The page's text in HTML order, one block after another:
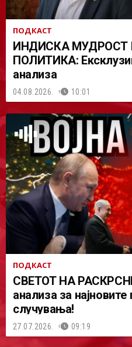
ПОДКАСТ
ИНДИСКА МУДРОСТ
ПОЛИТИКА:
анализа
04.08.2026. 10:01
ПОДКАСТ
СВЕТОТ НА
анализа за
случувања!
27.07.2026. 09:19